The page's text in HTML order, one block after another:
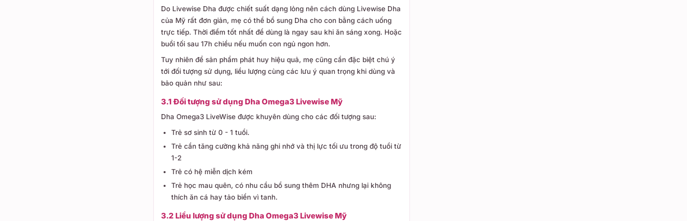
Do Livewise Dha được chiết suất dạng lỏng nên cách dùng Livewise Dha
của Mỹ rất đơn giản, mẹ có thể bổ sung Dha cho con bằng cách uống
trực tiếp. Thời điểm tốt nhất để dùng là ngay sau khi ăn sáng xong. Hoặc
buổi tối sau 17h chiều nếu muốn con ngủ ngon hơn.
Tuy nhiên để sản phẩm phát huy hiệu quả, mẹ cũng cần đặc biệt chú ý
tới đối tượng sử dụng, liều lượng cùng các lưu ý quan trọng khi dùng và
bảo quản như sau:
3.1 Đối tượng sử dụng Dha Omega3 Livewise Mỹ
Dha Omega3 LiveWise được khuyên dùng cho các đối tượng sau:
Trẻ sơ sinh từ 0 - 1 tuổi.
Trẻ cần tăng cường khả năng ghi nhớ và thị lực tối ưu trong độ tuổi từ
1-2
Trẻ có hệ miễn dịch kém
Trẻ học mau quên, có nhu cầu bổ sung thêm DHA nhưng lại không
thích ăn cá hay tảo biển vì tanh.
3.2 Liều lượng sử dụng Dha Omega3 Livewise Mỹ